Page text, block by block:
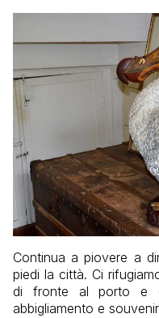
Continua a piovere a
piedi la città. Ci
di fronte al porto e
abbigliamento e